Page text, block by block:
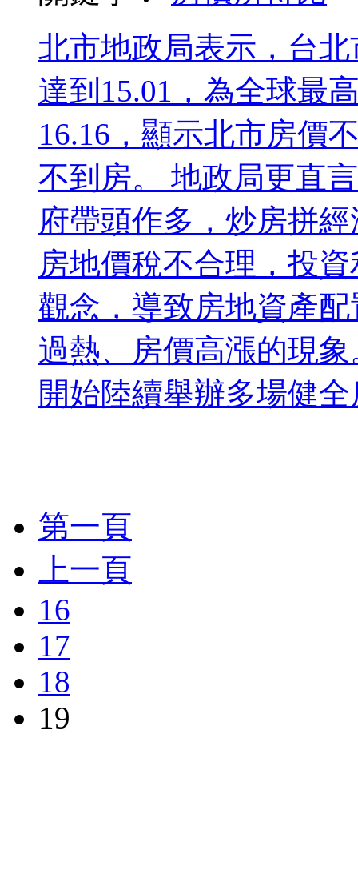
北市地政局表示，台
達到15.01，為全球最
16.16，顯示北市房價
不到房。 地政局更直
府帶頭作多，炒房拼
房地價稅不合理，投
觀念，導致房地資產
過熱、房價高漲的現
開始陸續舉辦多場健
第一頁
上一頁
16
17
18
19